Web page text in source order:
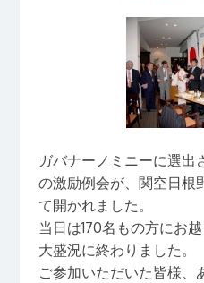
ガバナーノミニーに選出
の激励例会が、関空日根
て開かれました。
当日は170名もの方にお
大盛況に終わりました。
ご参加いただいた皆様、